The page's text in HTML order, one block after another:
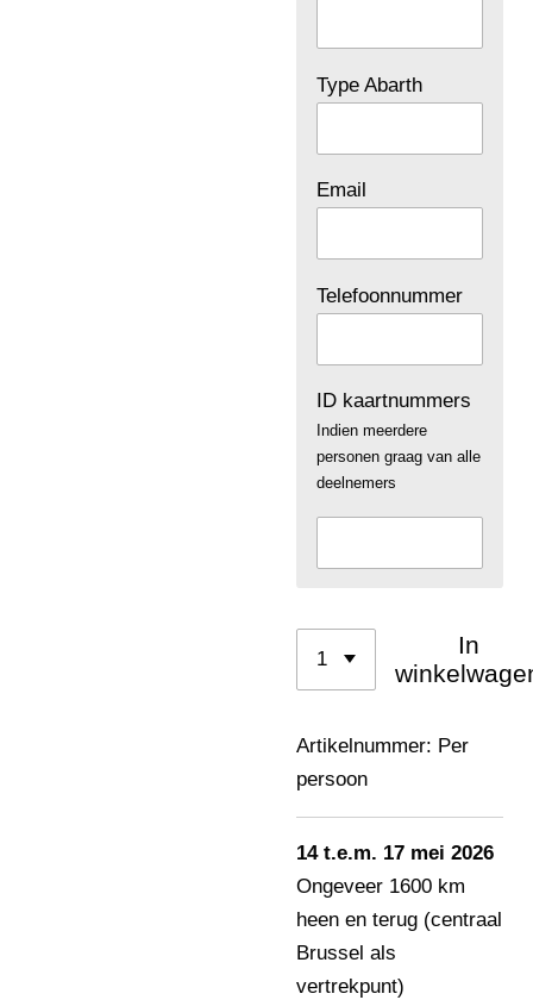
Type Abarth
Email
Telefoonnummer
ID kaartnummers
Indien meerdere
personen graag van alle
deelnemers
In
Artikelnummer: Per
persoon
14 t.e.m. 17 mei 2026
Ongeveer 1600 km
heen en terug (centraal
Brussel als
vertrekpunt)